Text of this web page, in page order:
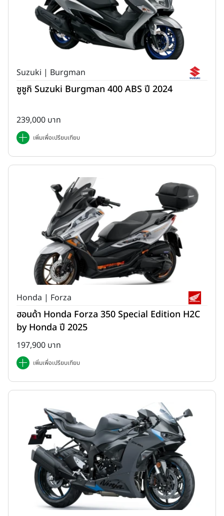
Suzuki | Burgman
ซูซูกิ Suzuki Burgman 400 ABS ปี 2024
239,000 บาท
เพิ่มเพื่อเปรียบเทียบ
Honda | Forza
ฮอนด้า Honda Forza 350 Special Edition H2C
by Honda ปี 2025
197,900 บาท
เพิ่มเพื่อเปรียบเทียบ